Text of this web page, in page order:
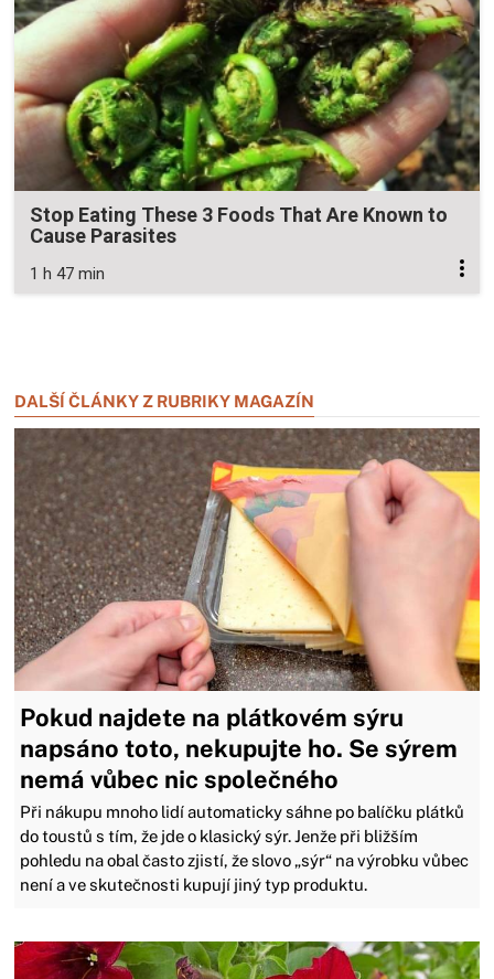
Stop Eating These 3 Foods That Are Known to
Cause Parasites
1 h 47 min
DALŠÍ ČLÁNKY Z RUBRIKY MAGAZÍN
Pokud najdete na plátkovém sýru
napsáno toto, nekupujte ho. Se sýrem
nemá vůbec nic společného
Při nákupu mnoho lidí automaticky sáhne po balíčku plátků
do toustů s tím, že jde o klasický sýr. Jenže při bližším
pohledu na obal často zjistí, že slovo „sýr“ na výrobku vůbec
není a ve skutečnosti kupují jiný typ produktu.